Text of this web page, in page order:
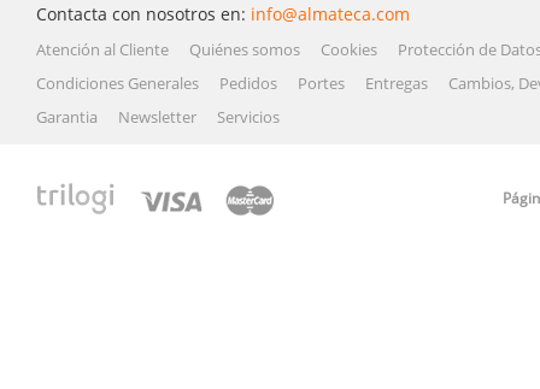
Contacta con nosotros en: info@almateca.com
Atención al Cliente Quiénes somos Cookies
Protección de
Condiciones Generales
Pedidos Portes Entregas
Cambios,
Garantia
Newsletter Servicios